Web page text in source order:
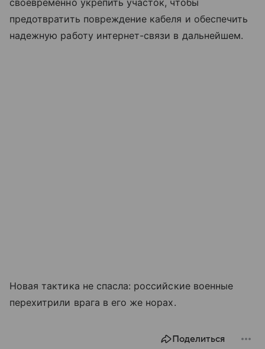
своевременно укрепить участок, чтобы
предотвратить повреждение кабеля и обеспечить
надежную работу интернет-связи в дальнейшем.
Новая тактика не спасла: российские военные
перехитрили врага в его же норах.
Поделиться